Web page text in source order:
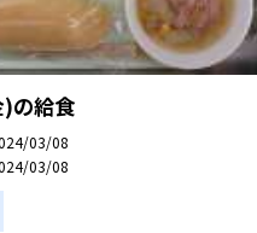
)の給食
03/08
03/08